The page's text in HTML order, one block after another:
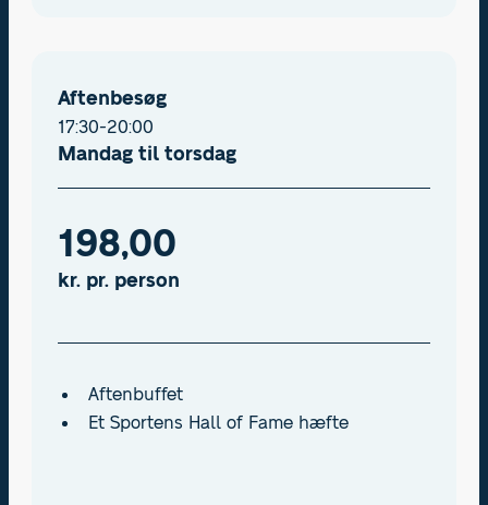
Aftenbesøg
17:30-20:00
Mandag til torsdag
198,00
kr. pr. person
Aftenbuffet
Et Sportens Hall of Fame hæfte